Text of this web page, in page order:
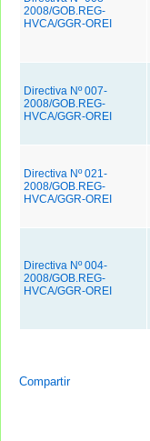
2008/GOB.REG-
HVCA/GGR-OREI
Directiva Nº 007-
2008/GOB.REG-
HVCA/GGR-OREI
Directiva Nº 021-
2008/GOB.REG-
HVCA/GGR-OREI
Directiva Nº 004-
2008/GOB.REG-
HVCA/GGR-OREI
Compartir